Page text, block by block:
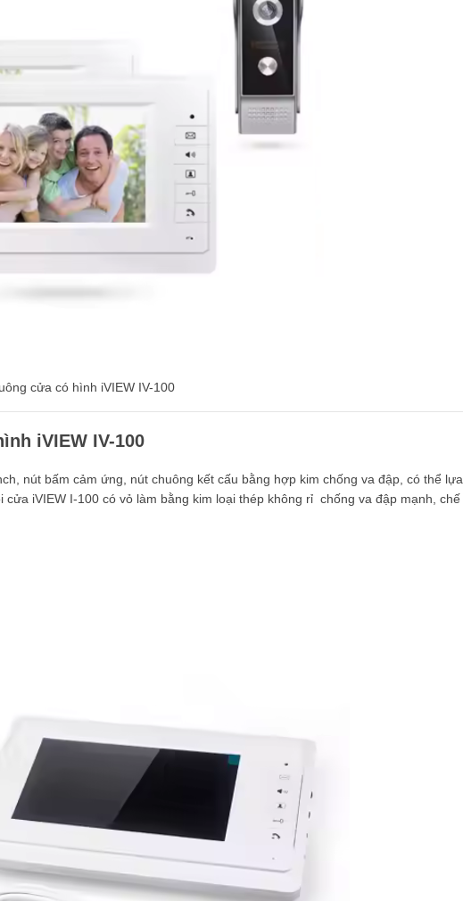
cửa có hình iVIEW IV-100
iVIEW IV-100
nút bấm cảm ứng, nút chuông kết cấu bằng hợp kim chống va đập, có thể lựa
iVIEW I-100 có vỏ làm bằng kim loại thép không rỉ chống va đập mạnh, chế